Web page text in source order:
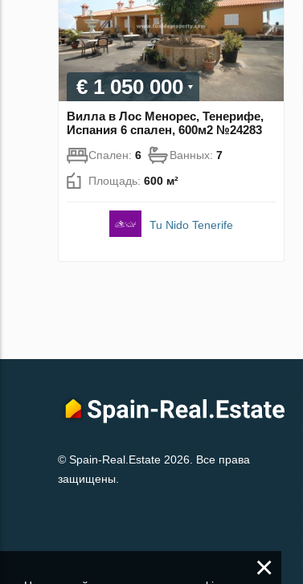
€ 1 050 000
Вилла в Лос Менорес, Тенерифе,
Испания 6 спален, 600м2 №24283
Спален: 6 Ванных: 7
Площадь: 600 м²
Tu Nido Tenerife
© Spain-Real.Estate 2026. Все права
защищены.
×